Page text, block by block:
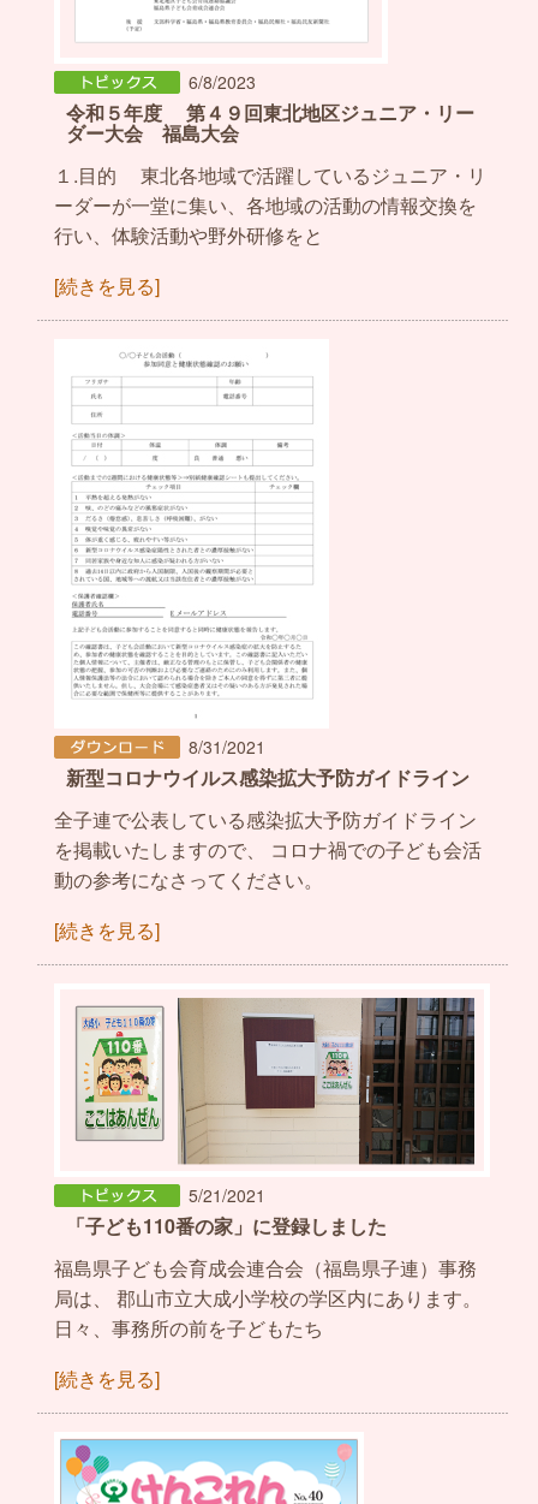
6/8/2023
令和５年度 第４９回東北地区ジュニア・リー
ダー大会 福島大会
１.目的 東北各地域で活躍しているジュニア・リ
ーダーが一堂に集い、各地域の活動の情報交換を
行い、体験活動や野外研修をと
[続きを見る]
8/31/2021
新型コロナウイルス感染拡大予防ガイドライン
全子連で公表している感染拡大予防ガイドライン
を掲載いたしますので、 コロナ禍での子ども会活
動の参考になさってください。
[続きを見る]
5/21/2021
「子ども110番の家」に登録しました
福島県子ども会育成会連合会（福島県子連）事務
局は、 郡山市立大成小学校の学区内にあります。
日々、事務所の前を子どもたち
[続きを見る]